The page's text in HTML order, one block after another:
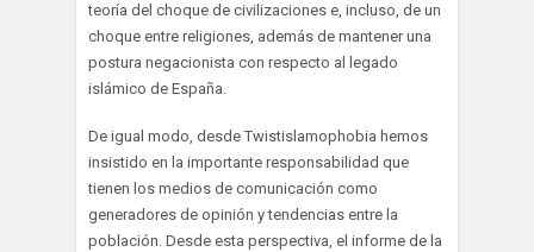
teoría del choque de civilizaciones e, incluso, de un
choque entre religiones, además de mantener una
postura negacionista con respecto al legado
islámico de España.
De igual modo, desde Twistislamophobia hemos
insistido en la importante responsabilidad que
tienen los medios de comunicación como
generadores de opinión y tendencias entre la
población. Desde esta perspectiva, el informe de la